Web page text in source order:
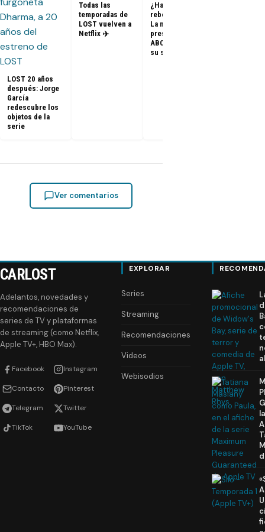
LOST 20 años
después: Jorge
García
redescubre los
objetos de la
serie
Todas las
temporadas de
LOST vuelven a
Netflix ✈️
¿Habrá un
reboot de Lost?
La nueva
presidenta de
ABC dice que es
su sueño
Ver comentarios
CARLOST
Adelantos, novedades y
recomendaciones de
series de TV y plataformas
de streaming (como Netflix,
Apple TV+, HBO Max).
Facebook Instagram
Contacto Pinterest
Telegram Twitter
TikTok YouTube
EXPLORAR
Series
Streaming
Recomendaciones
Videos
Webisodios